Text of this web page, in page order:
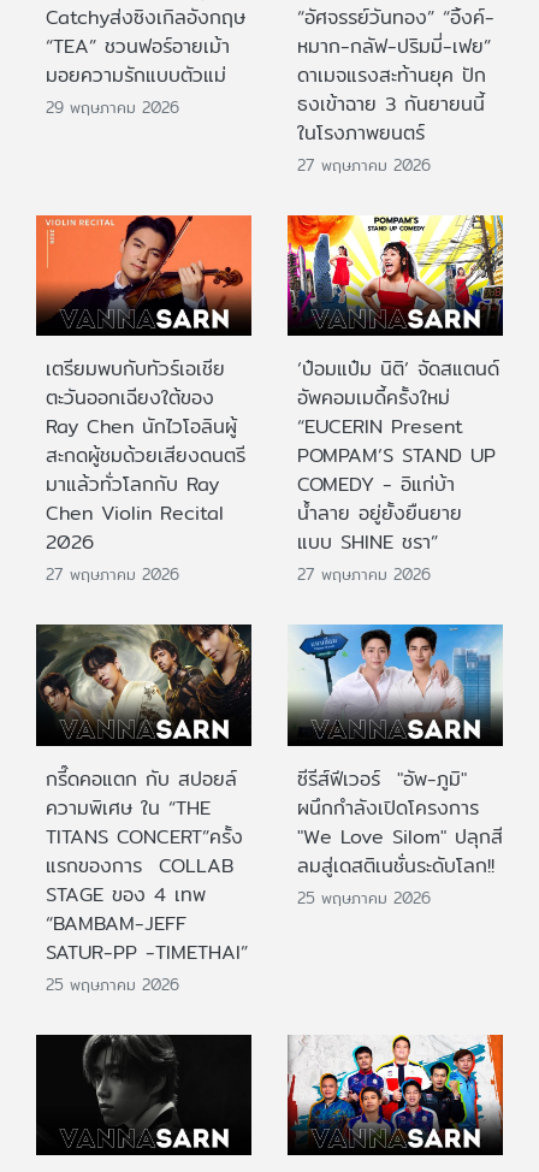
Catchyส่งซิงเกิลอังกฤษ
“TEA” ชวนฟอร์อายเม้า
มอยความรักแบบตัวแม่
29 พฤษภาคม 2026
“อัศจรรย์วันทอง” “อิ้งค์-
หมาก-กลัฟ-ปริมมี่-เฟย”
ดาเมจแรงสะท้านยุค ปัก
ธงเข้าฉาย 3 กันยายนนี้
ในโรงภาพยนตร์
27 พฤษภาคม 2026
เตรียมพบกับทัวร์เอเชีย
ตะวันออกเฉียงใต้ของ
Ray Chen นักไวโอลินผู้
สะกดผู้ชมด้วยเสียงดนตรี
มาแล้วทั่วโลกกับ Ray
Chen Violin Recital
2026
27 พฤษภาคม 2026
‘ป๋อมแป๋ม นิติ’ จัดสแตนด์
อัพคอมเมดี้ครั้งใหม่
“EUCERIN Present
POMPAM’S STAND UP
COMEDY - อิแก่บ้า
น้ำลาย อยู่ยั้งยืนยาย
แบบ SHINE ชรา”
27 พฤษภาคม 2026
กรี๊ดคอแตก กับ สปอยล์
ความพิเศษ ใน “THE
TITANS CONCERT”ครั้ง
แรกของการ COLLAB
STAGE ของ 4 เทพ
“BAMBAM-JEFF
SATUR-PP -TIMETHAI”
25 พฤษภาคม 2026
ซีรีส์ฟีเวอร์ "อัพ-ภูมิ"
ผนึกกำลังเปิดโครงการ
"We Love Silom" ปลุกสี
ลมสู่เดสติเนชั่นระดับโลก!!
25 พฤษภาคม 2026